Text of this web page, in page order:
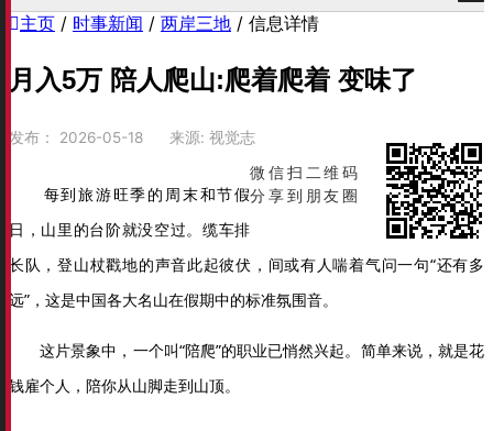
主页 / 时事新闻 / 两岸三地 / 信息详情
月入5万 陪人爬山:爬着爬着 变味了
发布： 2026-05-18 来源: 视觉志
微信扫二维码
分享到朋友圈
每到旅游旺季的周末和节假
日，山里的台阶就没空过。缆车排
长队，登山杖戳地的声音此起彼伏，间或有人喘着气问一句“还有多
远”，这是中国各大名山在假期中的标准氛围音。
这片景象中，一个叫“陪爬”的职业已悄然兴起。简单来说，就是花
钱雇个人，陪你从山脚走到山顶。